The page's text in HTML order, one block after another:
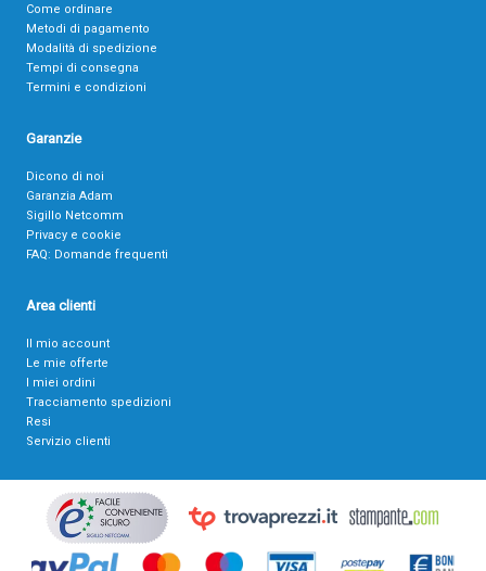
Come ordinare
Metodi di pagamento
Modalità di spedizione
Tempi di consegna
Termini e condizioni
Garanzie
Dicono di noi
Garanzia Adam
Sigillo Netcomm
Privacy e cookie
FAQ: Domande frequenti
Area clienti
Il mio account
Le mie offerte
I miei ordini
Tracciamento spedizioni
Resi
Servizio clienti